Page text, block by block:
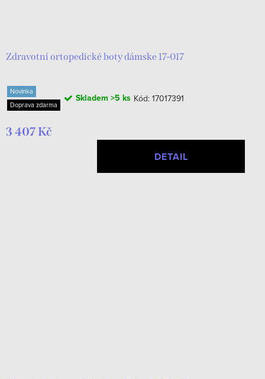
Zdravotní ortopedické boty dámske 17-017
Novinka
Doprava zdarma
Skladem >5 ks Kód: 17017391
3 407 Kč
DETAIL